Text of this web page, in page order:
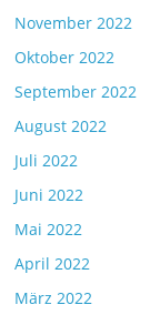
November 2022
Oktober 2022
September 2022
August 2022
Juli 2022
Juni 2022
Mai 2022
April 2022
März 2022